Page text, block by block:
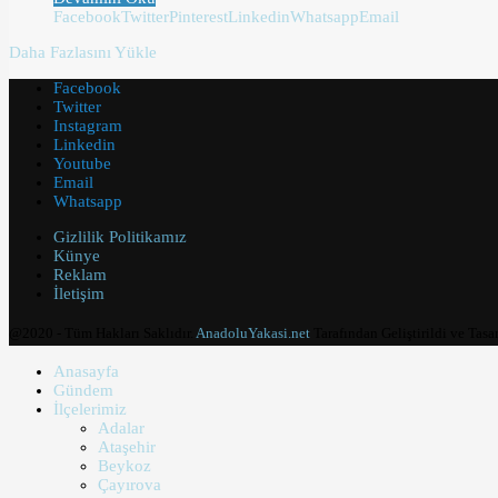
FacebookTwitterPinterestLinkedinWhatsappEmail
Daha Fazlasını Yükle
Facebook
Twitter
Instagram
Linkedin
Youtube
Email
Whatsapp
Gizlilik Politikamız
Künye
Reklam
İletişim
AnadoluYakasi.net
Anasayfa
Gündem
İlçelerimiz
Adalar
Ataşehir
Beykoz
Çayırova